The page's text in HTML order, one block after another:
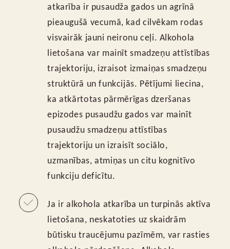
atkarība ir pusaudža gados un agrīnā
pieaugušā vecumā, kad cilvēkam rodas
visvairāk jauni neironu ceļi. Alkohola
lietošana var mainīt smadzeņu attīstības
trajektoriju, izraisot izmaiņas smadzeņu
struktūrā un funkcijās. Pētījumi liecina,
ka atkārtotas pārmērīgas dzeršanas
epizodes pusaudžu gados var mainīt
pusaudžu smadzeņu attīstības
trajektoriju un izraisīt sociālo,
uzmanības, atmiņas un citu kognitīvo
funkciju deficītu.
Ja ir alkohola atkarība un turpinās aktīva
lietošana, neskatoties uz skaidrām
būtisku traucējumu pazīmēm, var rasties